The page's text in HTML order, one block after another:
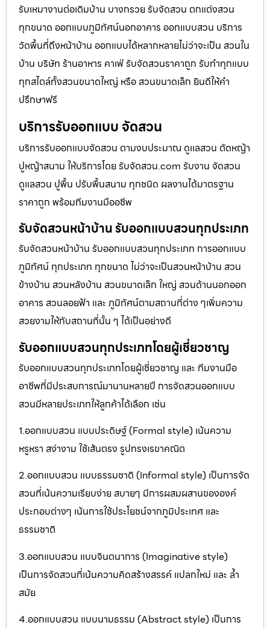
รับเหมางานต่อเติมบ้าน บางกรวย รับจัดสวน ตกแต่งสวน
ทุกขนาด ออกแบบภูมิทัศน์นอกอาคาร ออกแบบสวน บริการ
วัดพื้นที่ถึงหน้าบ้าน ออกแบบได้หลากหลายไม่ว่าจะเป็น สวนใน
บ้าน บริษัท ร้านอาหาร คาเฟ่ รับจัดสวนราคาถูก รับทำทุกแบบ
ทุกสไตล์ทั้งสวนขนาดใหญ่ หรือ สวนขนาดเล็ก ยินดีให้คำ
ปรึกษาฟรี
บริการรับออกแบบ จัดสวน
บริการรับออกแบบจัดสวน ตามงบประมาณ ดูเเลสวน ตัดหญ้า
ปูหญ้าสนาม ให้บริการโดย รับจัดสวน.com รับงาน จัดสวน
ดูแลสวน ปูพื้น ปรับพื้นสนาม ทุกชนิด ผลงานได้มาตรฐาน
ราคาถูก พร้อมทีมงานมืออชีพ
รับจัดสวนหน้าบ้าน รับออกแบบสวนทุกประเภท
รับจัดสวนหน้าบ้าน รับออกแบบสวนทุกประเภท การออกแบบ
ภูมิทัศน์ ทุกประเภท ทุกขนาด ไม่ว่าจะเป็นสวนหน้าบ้าน สวน
ข้างบ้าน สวนหลังบ้าน สวนขนาดเล็ก ใหญ่ สวนด้านนอกออก
อาคาร สวนลอยฟ้า และ ภูมิทัศน์ตามสถานที่ต่าง ๆเพิ่มความ
สวยงามให้กับสถานที่นั้น ๆ ได้เป็นอย่างดี
รับออกแบบสวนทุกประเภทโดยผู้เชี่ยวชาญ
รับออกแบบสวนทุกประเภทโดยผู้เชี่ยวชาญ และ ทีมงานมือ
อาชีพที่มีประสบการณ์มานานหลายปี การจัดสวนออกแบบ
สวนมีหลายประเภทให้ลูกค้าได้เลือก เช่น
1.ออกแบบสวน แบบประดิษฐ์ (Formal style) เน้นความ
หรูหรา สง่างาม ใช้เส้นตรง รูปทรงเรขาคณิต
2.ออกแบบสวน แบบธรรมชาติ (Informal style) เป็นการจัด
สวนที่เน้นความเรียบง่าย สบายๆ มีการผสมผสานขององค์
ประกอบต่างๆ เน้นการใช้ประโยชน์จากภูมิประเทศ และ
ธรรมชาติ
3.ออกแบบสวน แบบจินตนาการ (Imaginative style)
เป็นการจัดสวนที่เน้นความคิดสร้างสรรค์ แปลกใหม่ และ ล้ำ
สมัย
4.ออกแบบสวน แบบนามธรรม (Abstract style) เป็นการ